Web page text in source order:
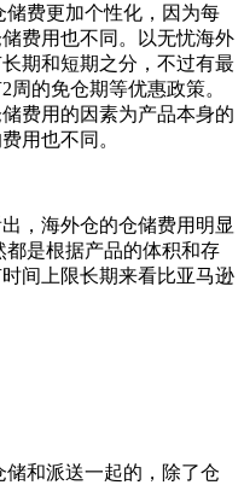
储费更加个性化，因为每
费用也不同。以无忧海外
期和短期之分，不过有最
的免仓期等优惠政策。
费用的因素为产品本身的
用也不同。
，海外仓的仓储费用明显
都是根据产品的体积和存
间上限长期来看比亚马逊
和派送一起的，除了仓